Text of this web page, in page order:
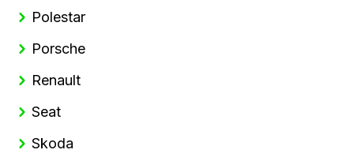
Polestar
Porsche
Renault
Seat
Skoda